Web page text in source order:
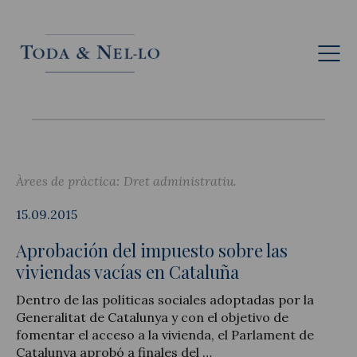
Cat
Àrees de pràctica: Dret administratiu
15.09.2015
Aprobación del impuesto sobre las
viviendas vacías en Cataluña
Dentro de las políticas sociales adoptadas por la
Generalitat de Catalunya y con el objetivo de
fomentar el acceso a la vivienda, el Parlament de
Catalunya aprobó a finales del …